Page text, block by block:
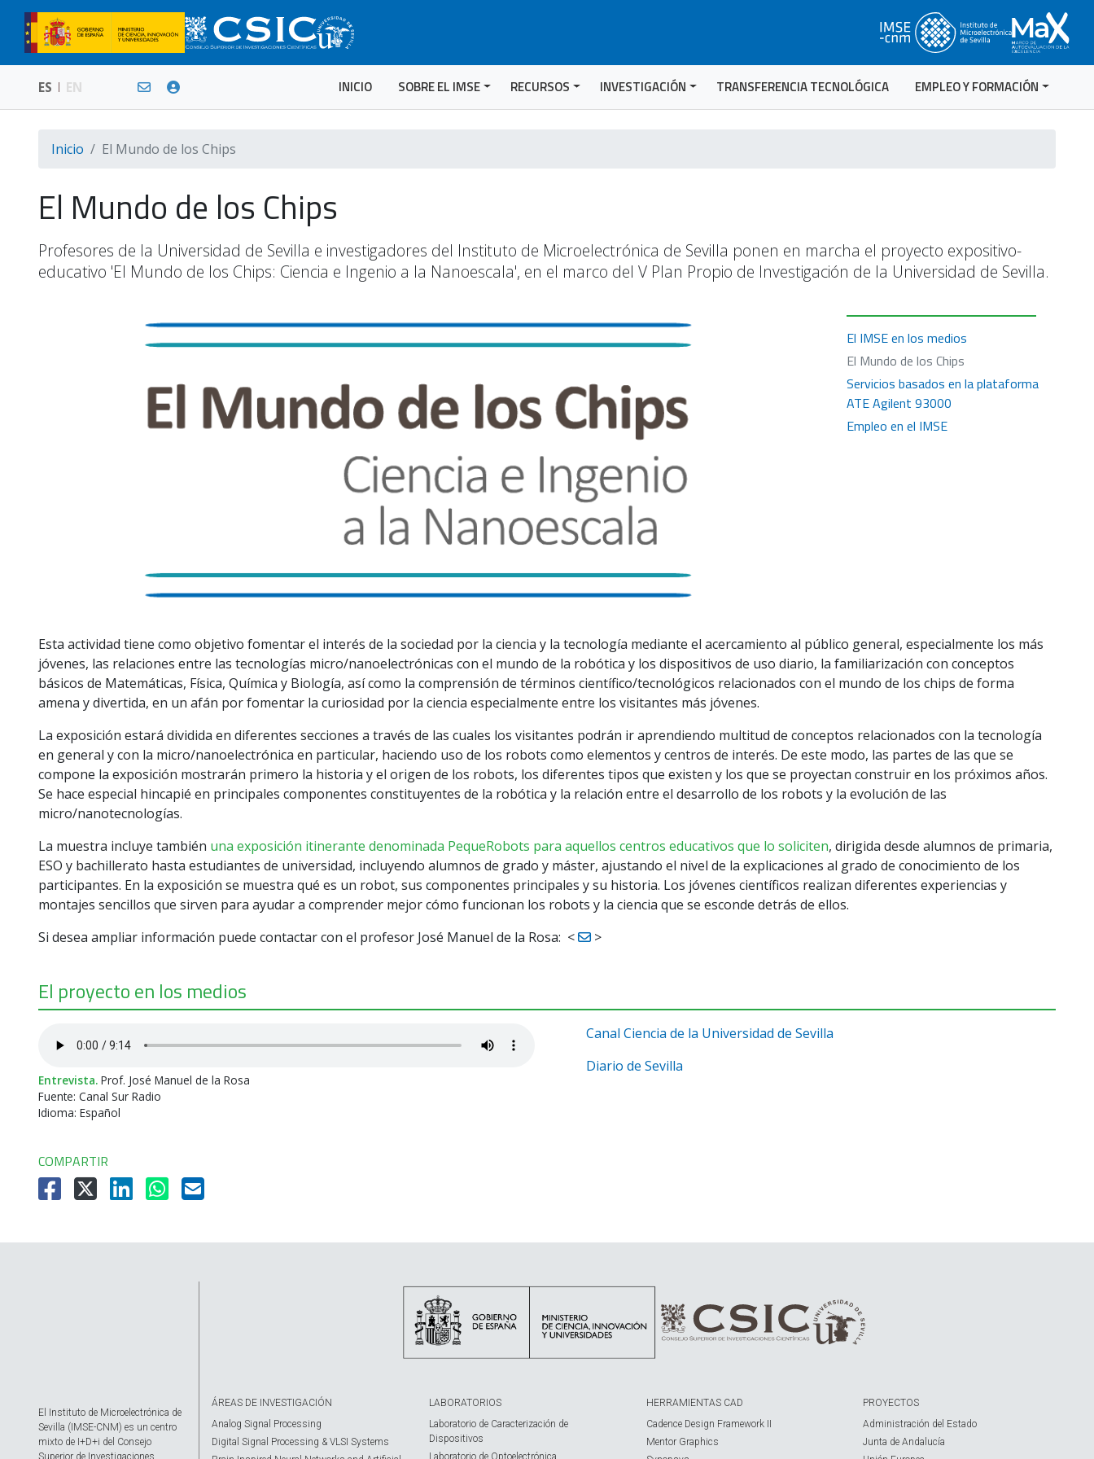
ES EN INICIO SOBRE EL IMSE RECURSOS INVESTIGACIÓN TRANSFERENCIA TECNOLÓGICA EMPLEO Y FORMACIÓN
Inicio El Mundo de los Chips
El Mundo de los Chips
Profesores de la Universidad de Sevilla e investigadores del Instituto de Microelectrónica de Sevilla ponen en marcha el proyecto expositivo-
educativo 'El Mundo de los Chips: Ciencia e Ingenio a la Nanoescala', en el marco del V Plan Propio de Investigación de la Universidad de Sevilla.
El IMSE en los medios
El Mundo de los Chips
Servicios basados en la plataforma
ATE Agilent 93000
Empleo en el IMSE
Esta actividad tiene como objetivo fomentar el interés de la sociedad por la ciencia y la tecnología mediante el acercamiento al público general, especialmente los más
jóvenes, las relaciones entre las tecnologías micro/nanoelectrónicas con el mundo de la robótica y los dispositivos de uso diario, la familiarización con conceptos
básicos de Matemáticas, Física, Química y Biología, así como la comprensión de términos científico/tecnológicos relacionados con el mundo de los chips de forma
amena y divertida, en un afán por fomentar la curiosidad por la ciencia especialmente entre los visitantes más jóvenes.
La exposición estará dividida en diferentes secciones a través de las cuales los visitantes podrán ir aprendiendo multitud de conceptos relacionados con la tecnología
en general y con la micro/nanoelectrónica en particular, haciendo uso de los robots como elementos y centros de interés. De este modo, las partes de las que se
compone la exposición mostrarán primero la historia y el origen de los robots, los diferentes tipos que existen y los que se proyectan construir en los próximos años.
Se hace especial hincapié en principales componentes constituyentes de la robótica y la relación entre el desarrollo de los robots y la evolución de las
micro/nanotecnologías.
La muestra incluye también una exposición itinerante denominada PequeRobots para aquellos centros educativos que lo soliciten, dirigida desde alumnos de primaria,
ESO y bachillerato hasta estudiantes de universidad, incluyendo alumnos de grado y máster, ajustando el nivel de la explicaciones al grado de conocimiento de los
participantes. En la exposición se muestra qué es un robot, sus componentes principales y su historia. Los jóvenes científicos realizan diferentes experiencias y
montajes sencillos que sirven para ayudar a comprender mejor cómo funcionan los robots y la ciencia que se esconde detrás de ellos.
Si desea ampliar información puede contactar con el profesor José Manuel de la Rosa: < >
El proyecto en los medios
Entrevista. Prof. José Manuel de la Rosa
Fuente: Canal Sur Radio
Idioma: Español
Canal Ciencia de la Universidad de Sevilla
Diario de Sevilla
COMPARTIR
El Instituto de Microelectrónica de
Sevilla (IMSE-CNM) es un centro
mixto de I+D+i del Consejo
Superior de Investigaciones
ÁREAS DE INVESTIGACIÓN
Analog Signal Processing
Digital Signal Processing & VLSI Systems
LABORATORIOS
Laboratorio de Caracterización de
Dispositivos
Laboratorio de Optoelectrónica
HERRAMIENTAS CAD
Cadence Design Framework II
Mentor Graphics
PROYECTOS
Administración del Estado
Junta de Andalucía